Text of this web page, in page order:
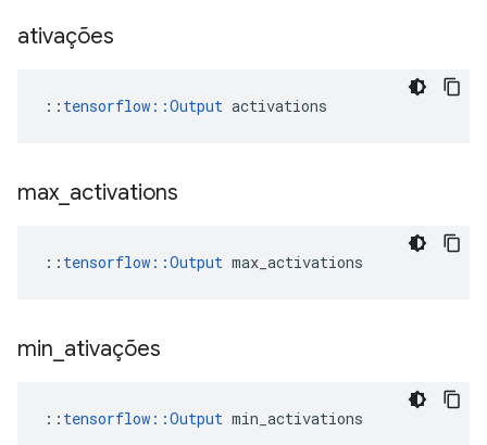
ativações
:: tensorflow::Output activations
max activations
:: tensorflow::Output max_activations
min ativações
:: tensorflow::Output min_activations